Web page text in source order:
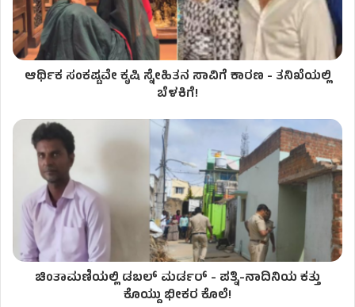
ಆರ್ಥಿಕ ಸಂಕಷ್ಟವೇ ಕೃಷಿ ಸ್ನೇಹಿತನ ಸಾವಿಗೆ ಕಾರಣ - ತನಿಖೆಯಲ್ಲಿ
ಬೆಳಕಿಗೆ!
ಚಿಂತಾಮಣಿಯಲ್ಲಿ ಡಬಲ್‌ ಮರ್ಡರ್‌ - ಪತ್ನಿ-ನಾದಿನಿಯ ಕತ್ತು
ಕೊಯ್ದು ಭೀಕರ ಕೊಲೆ!